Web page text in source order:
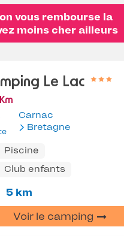
on vous rembourse la
moins cher ailleurs
Le Lac
Carnac
Bretagne
Piscine
Club enfants
5 km
Voir le camping